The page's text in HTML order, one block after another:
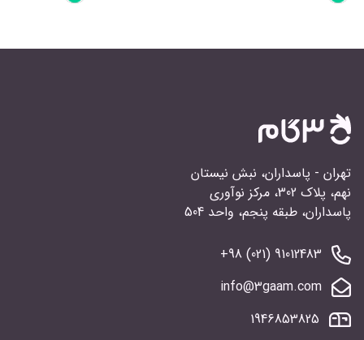
تهران - پاسداران، نبش نیستان
نهم، پلاک 302، مرکز نوآوری
پاسداران، طبقه پنجم، واحد 504
91012483 (021) 98+
info@3gaam.com
1946853825